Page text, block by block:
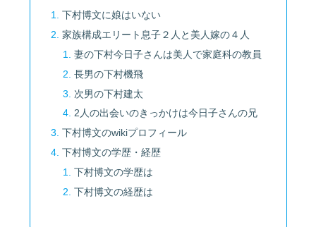
下村博文に娘はいない
家族構成エリート息子２人と美人嫁の４人
妻の下村今日子さんは美人で家庭科の教員
長男の下村機飛
次男の下村建太
2人の出会いのきっかけは今日子さんの兄
下村博文のwikiプロフィール
下村博文の学歴・経歴
下村博文の学歴は
下村博文の経歴は